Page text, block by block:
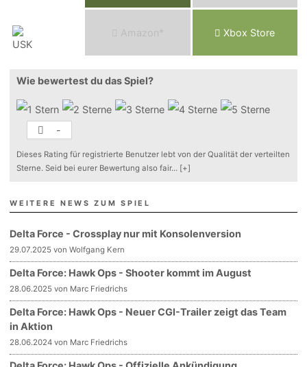
Ama o n* Xbox Store
Wie bewertest du das Spiel?
-
Dieses Rating für registrierte Benutzer lebt von der Qualität der verteilten
Sterne. Seid bei eurer Bewertung also fair... [+]
WEITERE NEWS ZUM SPIEL
Delta Force - Crossplay nur mit Konsolenversion
29.07.2025 von Wolfgang Kern
Delta Force: Hawk Ops - Shooter kommt im August
28.06.2025 von Marc Friedrichs
Delta Force: Hawk Ops - Neuer CGI-Trailer zeigt das Team
in Aktion
28.06.2024 von Marc Friedrichs